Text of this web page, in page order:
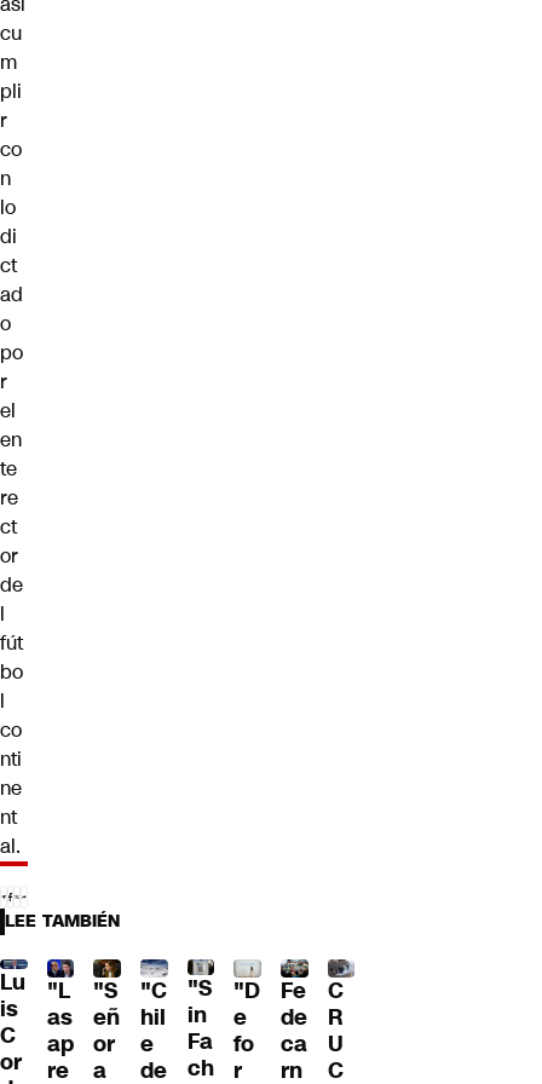
cu
m
pli
r
co
n
lo
di
ct
ad
o
po
r
el
en
te
re
ct
or
de
l
fút
bo
l
co
nti
ne
nt
al.
LEE TAMBIÉN
Lu
is
C
or
"L
as
ap
re
"S
eñ
or
a
"C
hil
e
de
"S
in
Fa
ch
"D
e
fo
r
Fe
de
ca
rn
C
R
U
C